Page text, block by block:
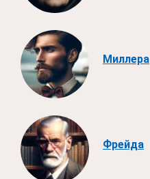
Миллера
Фрейда